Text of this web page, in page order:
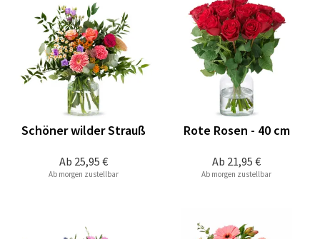
Ab 25,95 €
Schöner wilder Strauß
Ab morgen zustellbar
Ab 21,95 €
Rote Rosen - 40 cm
Ab morgen zustellbar